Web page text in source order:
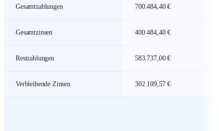
Gesamtzahlungen 700.484,40 €
Gesamtzinsen 400.484,40 €
Restzahlungen 583.737,00 €
Verbleibende Zinsen 302.109,57 €